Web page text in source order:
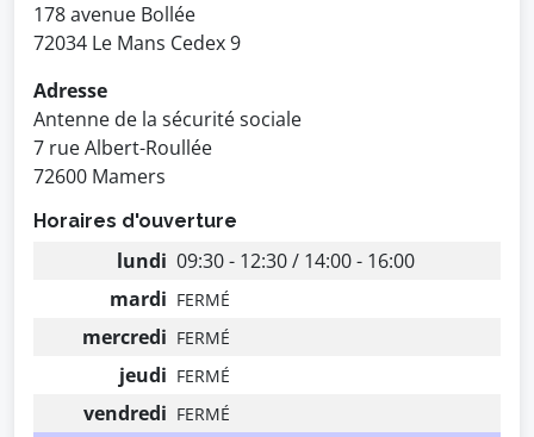
178 avenue Bollée
72034 Le Mans Cedex 9
Adresse
Antenne de la sécurité sociale
7 rue Albert-Roullée
72600 Mamers
Horaires d'ouverture
lundi 09:30 - 12:30 / 14:00 - 16:00
mardi FERMÉ
mercredi FERMÉ
jeudi FERMÉ
vendredi FERMÉ